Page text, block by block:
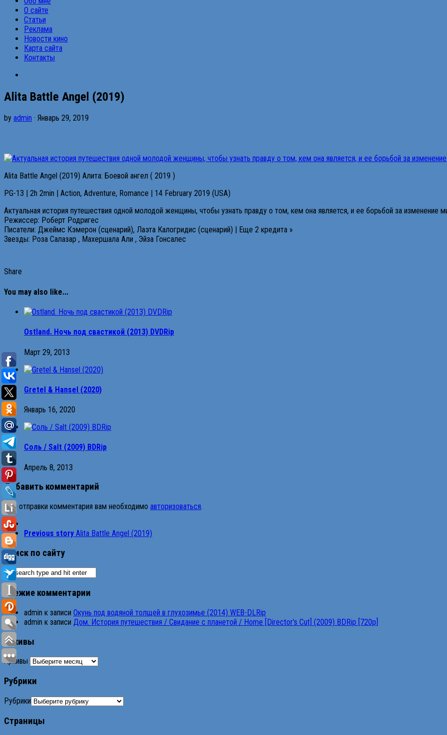
О сайте
Статьи
Реклама
Новости кино
Карта сайта
Контакты
Alita Battle Angel (2019)
by admin · Январь 29, 2019
Alita Battle Angel (2019) Алита: Боевой ангел ( 2019 )
PG-13 | 2h 2min | Action, Adventure, Romance | 14 February 2019 (USA)
Актуальная история путешествия одной молодой женщины, чтобы узнать правду о том, кем она является, и ее борьбой за изменение
Режиссер: Роберт Родригес
Писатели: Джеймс Кэмерон (сценарий), Лаэта Калогридис (сценарий) | Еще 2 кредита »
Звезды: Роза Салазар , Махершала Али , Эйза Гонсалес
Share
You may also like...
Ostland. Ночь под свастикой (2013) DVDRip
Март 29, 2013
Gretel & Hansel (2020)
Январь 16, 2020
Соль / Salt (2009) BDRip
Апрель 8, 2013
Добавить комментарий
Для отправки комментария вам необходимо авторизоваться.
Previous story Alita Battle Angel (2019)
Поиск по сайту
Свежие комментарии
admin к записи Окунь под водяной толщей в глухозимье (2014) WEB-DLRip
admin к записи Дом. История путешествия / Свидание с планетой / Home [Director’s Cut] (2009) BDRip [720p]
Архивы
Архивы
Рубрики
Рубрики
Страницы